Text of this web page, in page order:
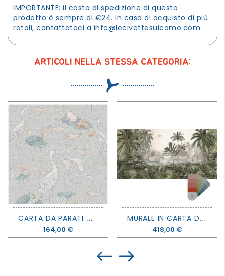
IMPORTANTE: il costo di spedizione di questo
prodotto è sempre di €24. In caso di acquisto di più
rotoli, contattateci a info@lecivettesulcomo.com
ARTICOLI NELLA STESSA CATEGORIA:
C
ARTA DA PARATI MAGIC GARDEN - ENCHANTED RIVER - LES DOMINOTIERS
Prezzo
164,00 €
M
URALE IN CARTA DA PARATI SIR EDWARD - LEOPARD LANDSCAPE - SIR EDWARD
Prezzo
418,00 €